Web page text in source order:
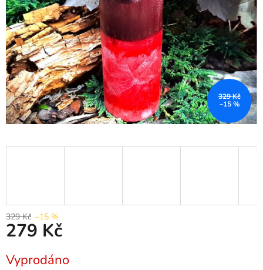
329 Kč
–15 %
329 Kč –15 %
279 Kč
cena:
Vyprodáno